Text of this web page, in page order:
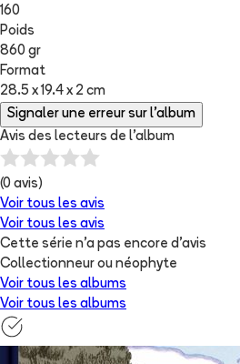
160
Poids
860 gr
Format
28.5 x 19.4 x 2 cm
Signaler une erreur sur l'album
Avis des lecteurs de l'album
(0 avis)
Voir tous les avis
Voir tous les avis
Cette série n'a pas encore d'avis
Collectionneur ou néophyte
Voir tous les albums
Voir tous les albums